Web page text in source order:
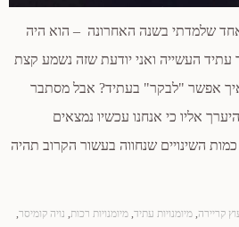
שלמדתי בשנה האחרונה – הוא היה
עתיד העשייה ואני יודעת שזה נשמע קצת
אפשר "לבקר" בעתיד? אבל מסתבר
אליו כי אנחנו עכשיו נמצאים
השינויים שנחווה בעשור הקרוב תהיה
קריירה מיומנויות עתיד מיומנויות רכות נויה קומיסר